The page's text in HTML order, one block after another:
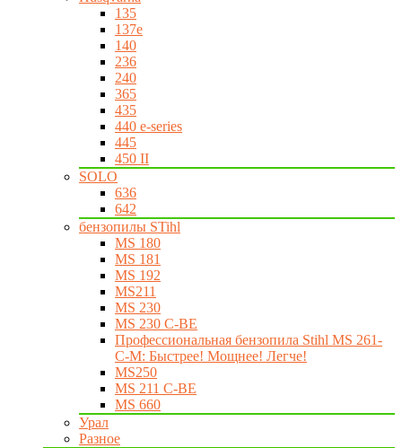
135
137e
140
236
240
365
435
440 e-series
445
450 II
SOLO
636
642
бензопилы STihl
MS 180
MS 181
MS 192
MS211
MS 230
MS 230 C-BE
Профессиональная бензопила Stihl MS 261-
C-M: Быстрее! Мощнее! Легче!
MS250
MS 211 C-BE
MS 660
Урал
Разное